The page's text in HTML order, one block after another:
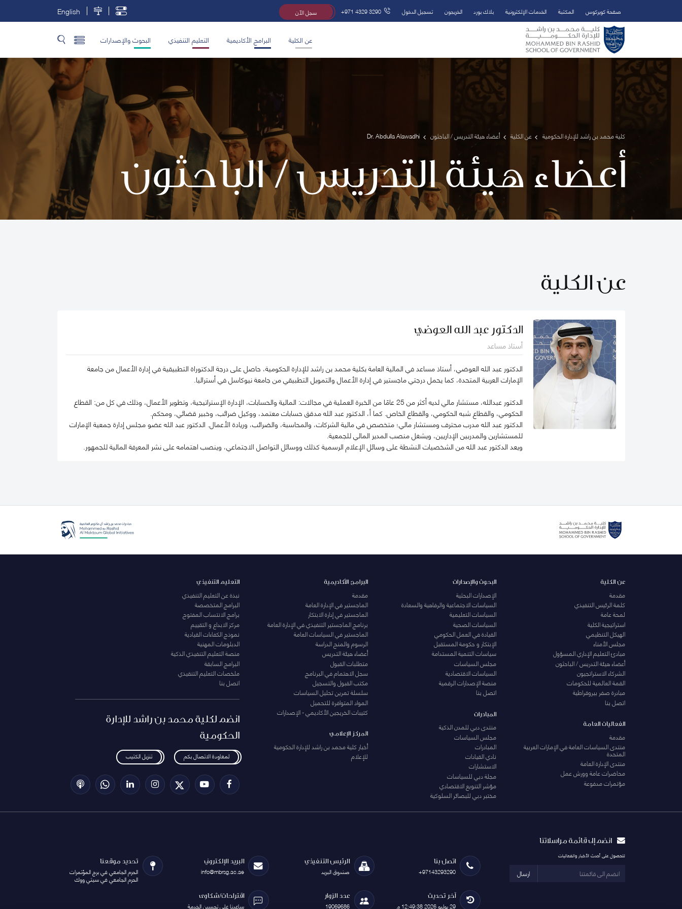
تخطي إلى المحتوى الرئيسي
فتح قائمة الوصول
صفحة كويركوس المكتبة الخدمات الإلكترونية بلاك بورد الخريجون تسجيل الدخول +971 4329 3290 سجل الآن English
عن الكلية البرامج الأكاديمية التعليم التنفيذي البحوث والإصدارات
كلية محمد بن راشد للإدارة الحكومية عن الكلية أعضاء هيئة التدريس / الباحثون Dr. Abdulla Alawadhi
أعضاء هيئة التدريس / الباحثون
عن الكلية
الدكتور عبد الله العوضي
أستاذ مساعد
الدكتور عبد الله العوضي، أستاذ مساعد في المالية العامة بكلية محمد بن راشد للإدارة الحكومية، حاصل على درجة الدكتوراة التطبيقية في إدارة الأعمال من جامعة
الإمارات العربية المتحدة، كما يحمل درجتي ماجستير في إدارة الأعمال والتمويل التطبيقي من جامعة نيوكاسل في أستراليا.
الدكتور عبدالله، مستشار مالي لديه أكثر من 25 عامًا من الخبرة العملية في مجالات: المالية والحسابات، الإدارة الإستراتيجية، وتطوير الأعمال، وذلك في كل من: القطاع
الحكومي، والقطاع شبه الحكومي، والقطاع الخاص. كما أ، الدكتور عبد الله مدقق حسابات معتمد، ووكيل ضرائب، وخبير قضائي، ومحكم.
الدكتور عبد الله مدرب محترف ومستشار مالي؛ متخصص في مالية الشركات، والمحاسبة، والضرائب، وريادة الأعمال. الدكتور عبد الله عضو مجلس إدارة جمعية الإمارات
للمستشارين والمدربين الإداريين، ويشغل منصب المدير المالي للجمعية.
ويعد الدكتور عبد الله من الشخصيات النشطة على وسائل الإعلام الرسمية كذلك ووسائل التواصل الاجتماعي، وينصب اهتمامه على نشر المعرفة المالية للجمهور.
عن الكلية
مقدمة
كلمة الرئيس التنفيذي
لمحة عامة
استراتيجية الكلية
الهيكل التنظيمي
مجلس الأمناء
مبادئ التعليم الإداري المسؤول
أعضاء هيئة التدريس / الباحثون
الشركاء الاستراتجيون
القمة العالمية للحكومات
مبادرة صفر بيروقراطية
اتصل بنا
الفعاليات العامة
مقدمة
منتدى السياسات العامة في الإمارات العربية
المتحدة
منتدى الإدارة العامة
محاضرات عامة وورش عمل
مؤتمرات مدفوعة
البحوث والإصدارات
الإصدارات البحثية
السياسات الاجتماعية والرفاهية والسعادة
السياسات التعليمية
السياسات الصحية
القيادة في العمل الحكومي
الإبتكار و حكومة المستقبل
سياسات التنمية المستدامة
مجلس السياسات
السياسات الاقتصادية
منصة الإصدارات الرقمية
اتصل بنا
المبادرات
منتدى دبي للمدن الذكية
مجلس السياسات
المبادرات
نادي القيادات
الاستشارات
مجلة دبي للسياسات
مؤشر التنويع الاقتصادي
مختبر دبي للبصائر السلوكية
البرامج الأكاديمية
مقدمة
الماجستير في الإدارة العامة
الماجستير في إدارة الابتكار
برنامج الماجستير التنفيذي في الإدارة العامة
الماجستير في السياسات العامة
الرسوم والمنح الدراسة
أعضاء هيئة التدريس
متطلبات القبول
سجل الاهتمام في البرنامج
مكتب القبول والتسجيل
سلسلة تمرين تحليل السياسات
المواد المتوافرة للتحميل
كتيبات الخريجين الأكاديمي - الإصدارات
المركز الإعلامي
أخبار كلية محمد بن راشد للإدارة الحكومية
للإعلام
التعليم التنفيذي
نبذة عن التعليم التنفيذي
البرامج المتخصصة
برامج الانتساب المفتوح
مركز الابداع و التقييم
نموذج الكفاءات القيادية
الدبلومات المهنية
منصة التعليم التنفيذي الذكية
البرامج السابقة
ملخصات التعليم التنقيذي
اتصل بنا
انضم لكلية محمد بن راشد للإدارة
الحكومية
لمعاودة الاتصال بكم تنزيل الكتيب
انضم إلى قائمة مراسلاتنا
للحصول على أحدث الأخبار والفعاليات
ارسال
اتصل بنا
+97143293290
الرئيس التنفيذي
صندوق البريد
البريد الإلكتروني
info@mbrsg.ac.ae
تحديد موقعنا
الحرم الجامعي في برج المؤتمرات
الحرم الجامعي في سيتي ووك
آخر تحديث
29 يوليو 2026 12:49:38 م
عدد الزوار
19069686
اقتراحات/شكاوى
ساعدنا على تحسين الخدمة